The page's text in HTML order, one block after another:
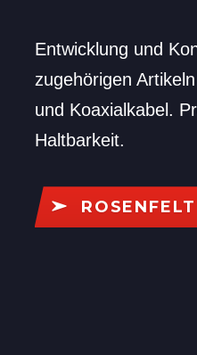
Entwicklung und
zugehörigen
und Koaxialkabel.
Haltbarkeit.
ROSENFELT